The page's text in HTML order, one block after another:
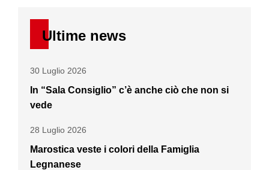
Ultime news
30 Luglio 2026
In “Sala Consiglio” c’è anche ciò che non si
vede
28 Luglio 2026
Marostica veste i colori della Famiglia
Legnanese